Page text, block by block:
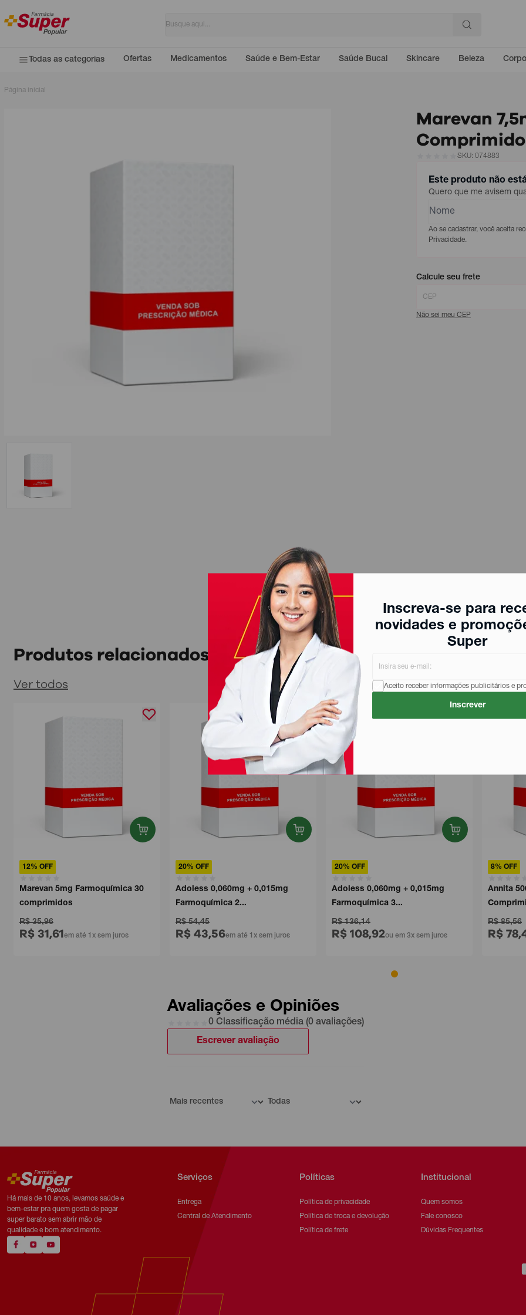
Inscreva-se para
novidades e
Super
Aceito receber informações publicitários e
Inscrever
Todas as categorias Ofertas Medicamentos Saúde e Bem-Estar Saúde Bucal Skincare Beleza Corpo
Página inicial
Marevan
SKU: 074883
Este produto não
Quero que me avisem
Ao se cadastrar, você aceita
Privacidade.
Calcule seu frete
Não sei meu CEP
Produtos relacionados
Ver todos
12% OFF
Marevan 5mg Farmoquímica 30
comprimidos
R$ 35,96
R$ 31,61em até 1x sem juros
20% OFF
Adoless 0,060mg + 0,015mg
Farmoquímica 2...
R$ 54,45
R$ 43,56em até 1x sem juros
20% OFF
Adoless 0,060mg + 0,015mg
Farmoquímica 3...
R$ 136,14
R$ 108,92ou em 3x sem juros
8% OFF
Annita
R$ 85,56
R$ 78,42
Avaliações e Opiniões
0 Classificação média (0 avaliações)
Escrever avaliação
Há mais de 10 anos, levamos saúde e
bem-estar pra quem gosta de pagar
super barato sem abrir mão de
qualidade e bom atendimento.
Serviços
Entrega
Central de Atendimento
Políticas
Política de privacidade
Política de troca e devolução
Política de frete
Institucional
Quem somos
Fale conosco
Dúvidas Frequentes